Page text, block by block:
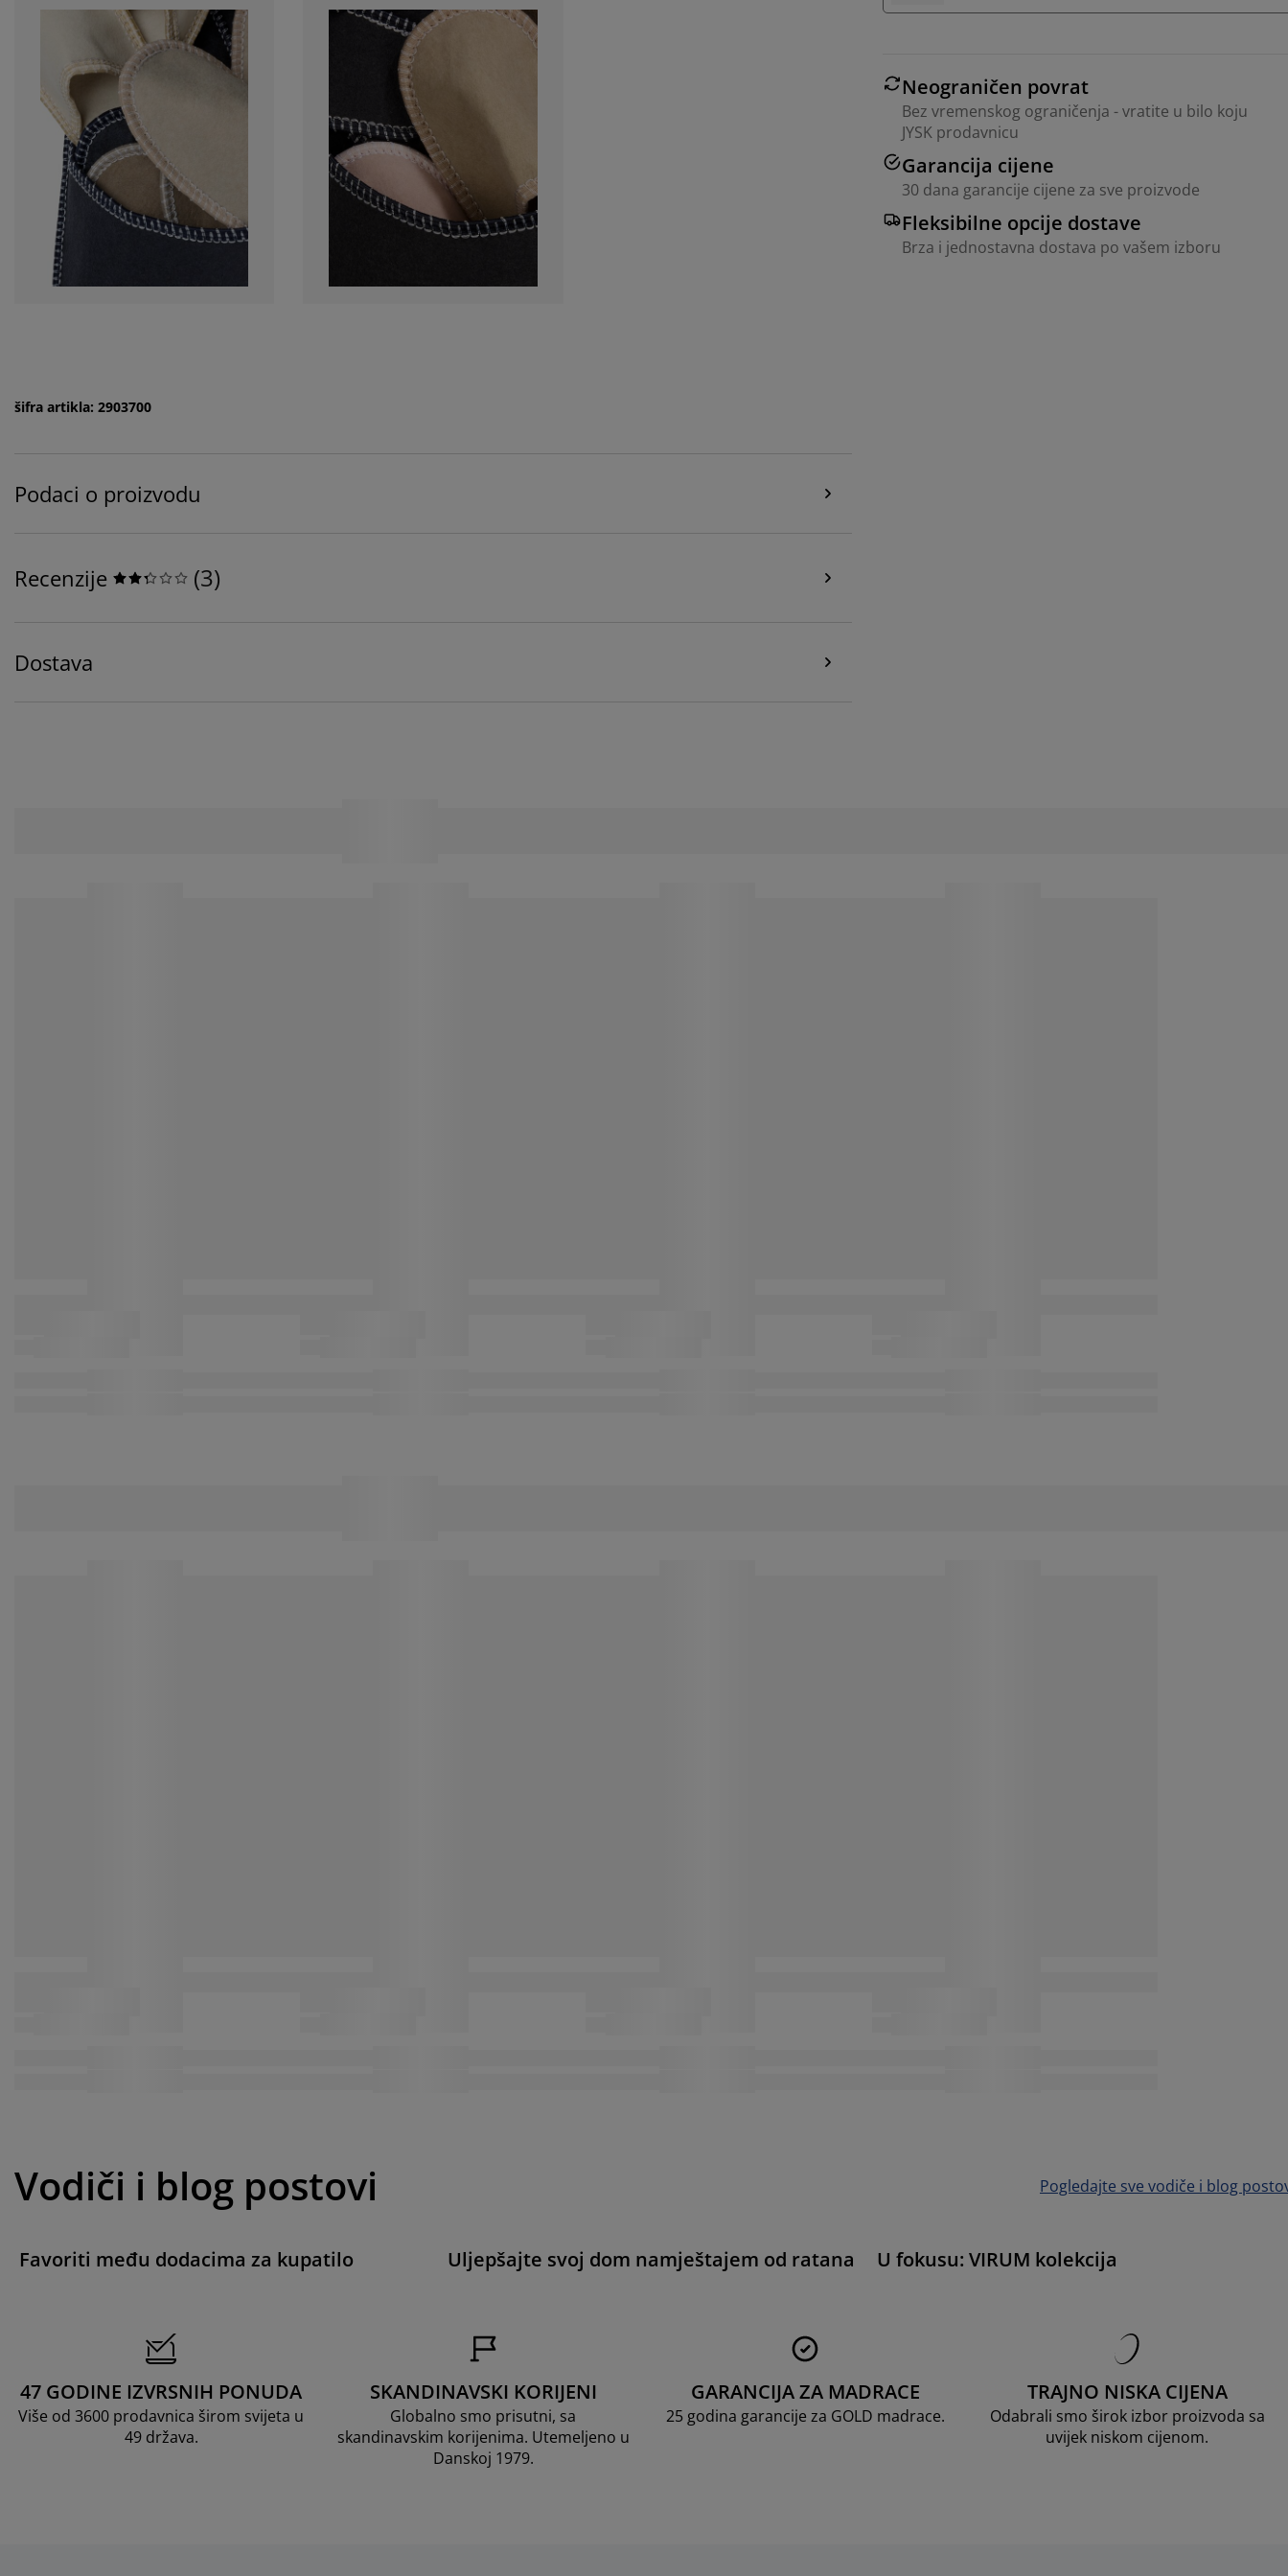
Neograničen povrat
Bez vremenskog ograničenja - vratite u bilo koju
JYSK prodavnicu
Garancija cijene
30 dana garancije cijene za sve proizvode
Fleksibilne opcije dostave
Brza i jednostavna dostava po vašem izboru
šifra artikla: 2903700
Podaci o proizvodu
Recenzije (3)
Dostava
Vodiči i blog postovi Pogledajte sve vodiče i blog
Favoriti među dodacima za kupatilo Uljepšajte svoj dom namještajem od ratana U fokusu: VIRUM kolekcija
47 GODINE IZVRSNIH PONUDA
Više od 3600 prodavnica širom svijeta u
49 država.
SKANDINAVSKI KORIJENI
Globalno smo prisutni, sa
skandinavskim korijenima. Utemeljeno u
Danskoj 1979.
GARANCIJA ZA MADRACE
25 godina garancije za GOLD madrace.
TRAJNO NISKA CIJENA
Odabrali smo širok izbor proizvoda sa
uvijek niskom cijenom.